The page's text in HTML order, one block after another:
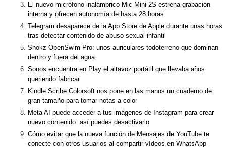
El nuevo micrófono inalámbrico Mic Mini 2S estrena grabación
interna y ofrecen autonomía de hasta 28 horas
Telegram desaparece de la App Store de Apple durante unas horas
tras detectar contenido de abuso sexual infantil
Shokz OpenSwim Pro: unos auriculares todoterreno que dominan
dentro y fuera del agua
Sonos encuentra en Play el altavoz portátil que llevaba años
queriendo fabricar
Kindle Scribe Colorsoft nos pone en las manos un cuaderno de
gran tamaño para tomar notas a color
Meta AI puede acceder a tus imágenes de Instagram para crear
nuevo contenido: así puedes desactivarlo
Cómo evitar que la nueva función de Mensajes de YouTube te
conecte con otros usuarios al compartir vídeos en WhatsApp